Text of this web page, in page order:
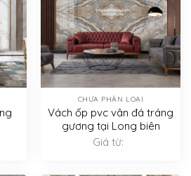
CHƯA PHÂN LOẠI
Vách ốp pvc vân đá tráng
gương tại Long biên
Giá từ: